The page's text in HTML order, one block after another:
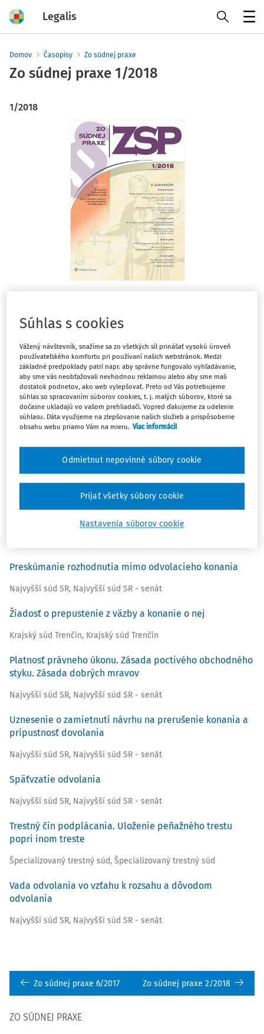
Legalis
Domov Časopisy Zo súdnej praxe
Zo súdnej praxe 1/2018
1/2018
ústavného práva (Časť prvá)
doc. JUDr. Ján Drgonec DrSc.
25. výročie Ústavného súdu Slovenskej republiky
prof. JUDr. Tomáš Ľalík PhD.
Spornosť skutkovej otázky a prípustnosť dovolania
Eventuálny petit
Najvyšší súd SR,Najvyšší súd SR - senát
Právomoc prezidenta v procese menovania sudcov
Ústavného súdu SR. Ústavná zvyklosť
Preskúmanie rozhodnutia mimo odvolacieho konania
Najvyšší súd SR, Najvyšší súd SR - senát
Žiadosť o prepustenie z väzby a konanie o nej
Krajský súd Trenčín, Krajský súd Trenčín
Platnosť právneho úkonu. Zásada poctivého obchodného
styku. Zásada dobrých mravov
Najvyšší súd SR, Najvyšší súd SR - senát
Uznesenie o zamietnutí návrhu na prerušenie konania a
prípustnosť dovolania
Najvyšší súd SR, Najvyšší súd SR - senát
Späťvzatie odvolania
Najvyšší súd SR, Najvyšší súd SR - senát
Trestný čin podplácania. Uloženie peňažného trestu
popri inom treste
Špecializovaný trestný súd, Špecializovaný trestný súd
Vada odvolania vo vzťahu k rozsahu a dôvodom
odvolania
Najvyšší súd SR, Najvyšší súd SR - senát
Zo súdnej praxe 6/2017 Zo súdnej praxe 2/2018
ZO SÚDNEJ PRAXE
Súhlas s cookies
Vážený návštevník, snažíme sa zo všetkých síl prinášať vysokú úroveň
používateľského komfortu pri používaní našich webstránok. Medzi
základné predpoklady patrí napr. aby správne fungovalo vyhľadávanie,
aby sme vás neobťažovali nevhodnou reklamou alebo aby sme mali
dostatok podnetov, ako web vylepšovať. Preto od Vás potrebujeme
súhlas so spracovaním súborov cookies, t. j. malých súborov, ktoré sa
dočasne ukladajú vo vašom prehliadači. Vopred ďakujeme za udelenie
súhlasu. Dáta využijeme na zlepšovanie našich služieb a prispôsobenie
obsahu webu priamo Vám na mieru. Viac informácií
Nastavenia súborov cookie
Odmietnut nepovinné súbory cookie
Prijať všetky súbory cookie